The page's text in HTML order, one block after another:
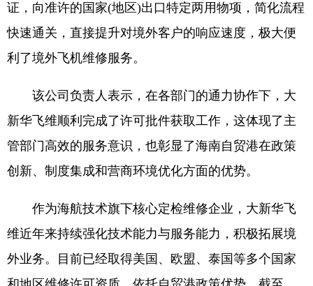
证，向准许的国家(地区)出口特定两用物项，简化流程
快速通关，直接提升对境外客户的响应速度，极大便
利了境外飞机维修服务。
该公司负责人表示，在各部门的通力协作下，大
新华飞维顺利完成了许可批件获取工作，这体现了主
管部门高效的服务意识，也彰显了海南自贸港在政策
创新、制度集成和营商环境优化方面的优势。
作为海航技术旗下核心定检维修企业，大新华飞
维近年来持续强化技术能力与服务能力，积极拓展境
外业务。目前已经取得美国、欧盟、泰国等多个国家